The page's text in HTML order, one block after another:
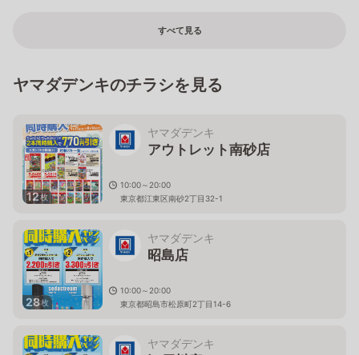
すべて見る
ヤマダデンキのチラシを見る
12枚
ヤマダデンキ
アウトレット南砂店
10:00～20:00
東京都江東区南砂2丁目32-1
28枚
ヤマダデンキ
昭島店
10:00～20:00
東京都昭島市松原町2丁目14-6
ヤマダデンキ